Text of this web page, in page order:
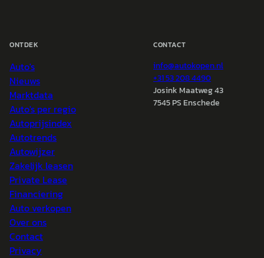
ONTDEK
Auto's
Nieuws
Marktdata
Auto's per regio
Autoprijsindex
Autotrends
Autowijzer
Zakelijk leasen
Private Lease
Financiering
Auto verkopen
Over ons
Contact
Privacy
CONTACT
info@autokopen.nl
+31 53 208 4490
Josink Maatweg 43
7545 PS Enschede